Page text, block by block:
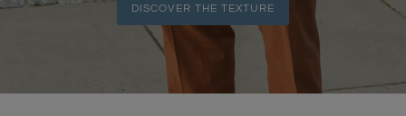
DISCOVER THE TEXTURE